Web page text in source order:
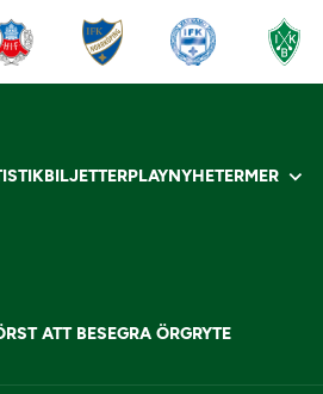
BILJETTERPLAYNYHETERMER
ATT BESEGRA ÖRGRYTE